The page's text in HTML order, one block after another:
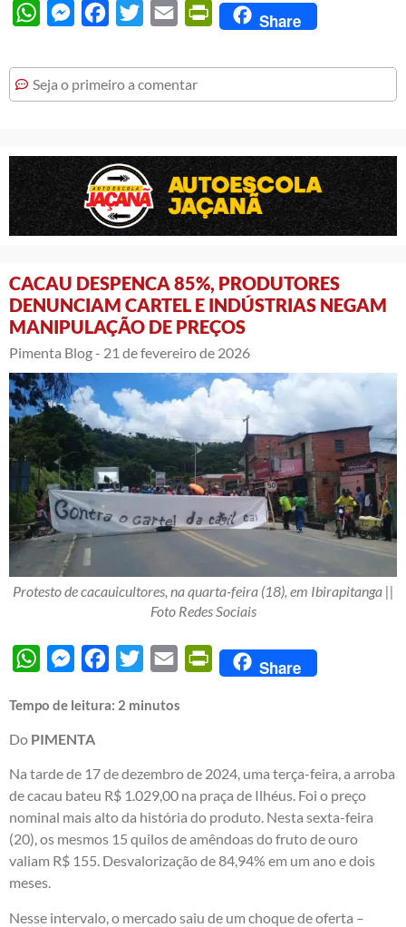
WhatsAppMessengerFacebook
Twitter Email PrintFriendly
Share
Seja o primeiro a comentar
CACAU DESPENCA 85%, PRODUTORES
DENUNCIAM CARTEL E INDÚSTRIAS NEGAM
MANIPULAÇÃO DE PREÇOS
Pimenta Blog - 21 de fevereiro de 2026
Protesto de cacauicultores, na quarta-feira (18), em Ibirapitanga ||
Foto Redes Sociais
WhatsAppMessengerFacebook
Twitter Email PrintFriendly
Share
Tempo de leitura: 2 minutos
Do PIMENTA
Na tarde de 17 de dezembro de 2024, uma terça-feira, a arroba
de cacau bateu R$ 1.029,00 na praça de Ilhéus. Foi o preço
nominal mais alto da história do produto. Nesta sexta-feira
(20), os mesmos 15 quilos de amêndoas do fruto de ouro
valiam R$ 155. Desvalorização de 84,94% em um ano e dois
meses.
Nesse intervalo, o mercado saiu de um choque de oferta –